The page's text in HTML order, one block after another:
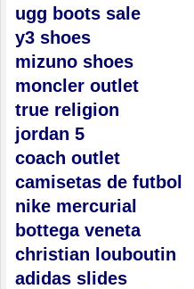
ugg boots sale
y3 shoes
mizuno shoes
moncler outlet
true religion
jordan 5
coach outlet
camisetas de futbol
nike mercurial
bottega veneta
christian louboutin
adidas slides